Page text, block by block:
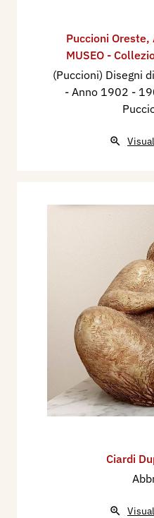
Puccioni Oreste,
MUSEO -
(Puccioni) Disegni
- Anno 1902 -
Ciardi